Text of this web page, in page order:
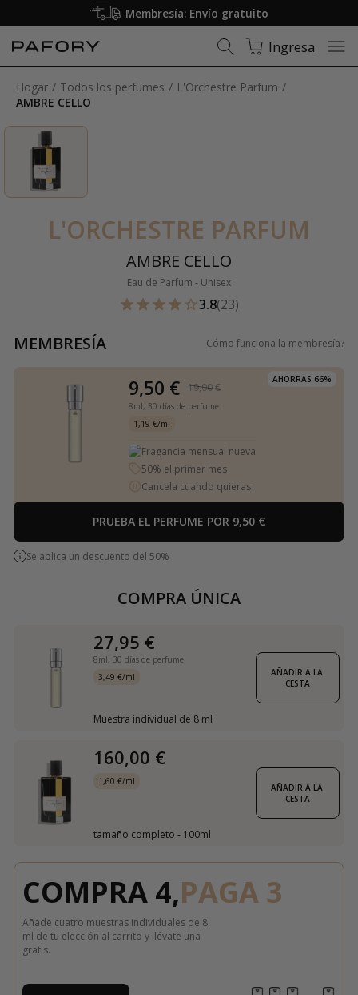
Membresía: Envío gratuito
Ingresa
Hogar Todos los perfumes
L'Orchestre Parfum
AMBRE CELLO
L'ORCHESTRE PARFUM
AMBRE CELLO
Eau de Parfum - Unisex
3.8(23)
MEMBRESÍA Cómo funciona la membresía?
AHORRAS 66%
9,50 € 19,00 €
8ml, 30 días de perfume
1,19 €/ml
Fragancia mensual nueva
50% el primer mes
Cancela cuando quieras
PRUEBA EL PERFUME POR 9,50 €
Se aplica un descuento del 50%
COMPRA ÚNICA
27,95 €
8ml, 30 días de perfume
3,49 €/ml
Muestra individual de 8 ml
AÑADIR A LA
CESTA
160,00 €
1,60 €/ml
tamaño completo - 100ml
AÑADIR A LA
CESTA
COMPRA 4,PAGA 3
Añade cuatro muestras individuales de 8
ml de tu elección al carrito y llévate una
gratis.